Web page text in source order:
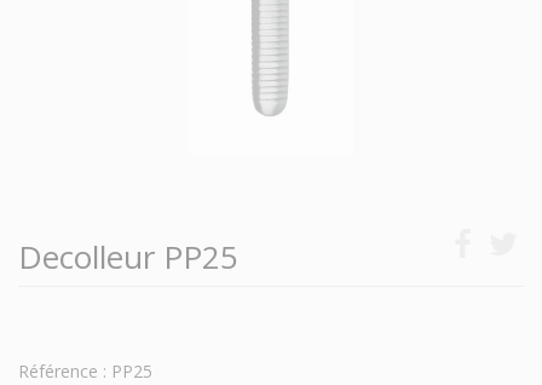
Decolleur PP25
Référence : PP25